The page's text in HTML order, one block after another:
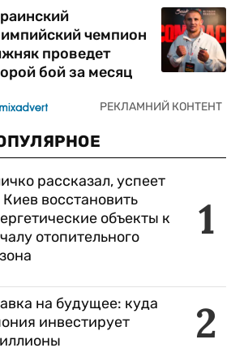
чемпион
проведет
бой за месяц
1
рассказал, успеет
Киев восстановить
объекты к
отопительного
2
на будущее: куда
инвестирует